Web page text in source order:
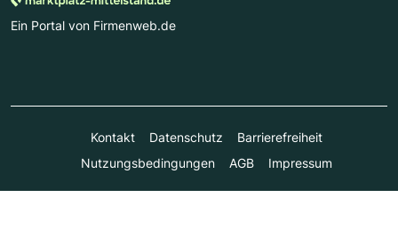
Ein Portal von Firmenweb.de
Kontakt Datenschutz
Barrierefreiheit
Nutzungsbedingungen
AGB Impressum